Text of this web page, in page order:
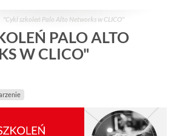
"Cykl szkoleń Palo Alto Networks w CLICO"
PALO ALTO
W CLICO"